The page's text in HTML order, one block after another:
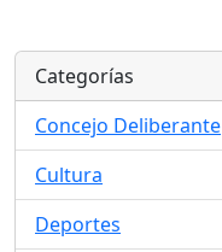
Categorías
Concejo Deliberante
Cultura
Deportes